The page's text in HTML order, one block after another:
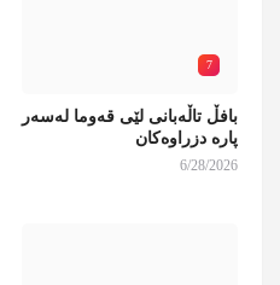
7
بافڵ تاڵەبانی لێی قەوما لەسەر
پارە دزراوەکان
6/28/2026